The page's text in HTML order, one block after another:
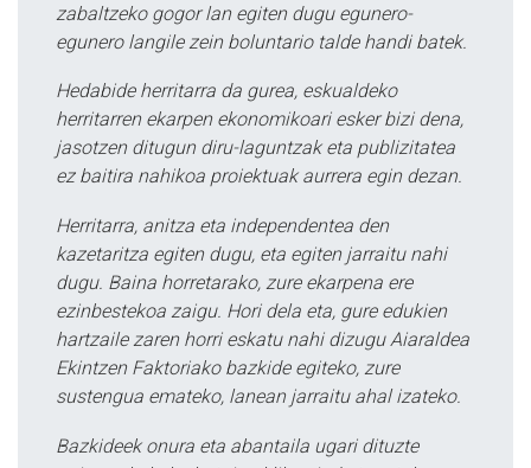
zabaltzeko gogor lan egiten dugu egunero-
egunero langile zein boluntario talde handi batek.
Hedabide herritarra da gurea, eskualdeko
herritarren ekarpen ekonomikoari esker bizi dena,
jasotzen ditugun diru-laguntzak eta publizitatea
ez baitira nahikoa proiektuak aurrera egin dezan.
Herritarra, anitza eta independentea den
kazetaritza egiten dugu, eta egiten jarraitu nahi
dugu. Baina horretarako, zure ekarpena ere
ezinbestekoa zaigu. Hori dela eta, gure edukien
hartzaile zaren horri eskatu nahi dizugu Aiaraldea
Ekintzen Faktoriako bazkide egiteko, zure
sustengua emateko, lanean jarraitu ahal izateko.
Bazkideek onura eta abantaila ugari dituzte